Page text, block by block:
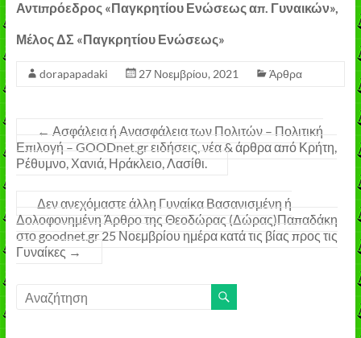
Αντιπρόεδρος «Παγκρητίου Ενώσεως απ. Γυναικών»,
Μέλος ΔΣ «Παγκρητίου Ενώσεως»
dorapapadaki 27 Νοεμβρίου, 2021 Άρθρα
← Ασφάλεια ή Ανασφάλεια των Πολιτών – Πολιτική
Επιλογή – GOODnet.gr ειδήσεις, νέα & άρθρα από Κρήτη,
Ρέθυμνο, Χανιά, Ηράκλειο, Λασίθι.
Δεν ανεχόμαστε άλλη Γυναίκα Βασανισμένη ή
Δολοφονημένη Άρθρο της Θεοδώρας (Δώρας)Παπαδάκη
στο goodnet.gr 25 Νοεμβρίου ημέρα κατά τις βίας προς τις
Γυναίκες →